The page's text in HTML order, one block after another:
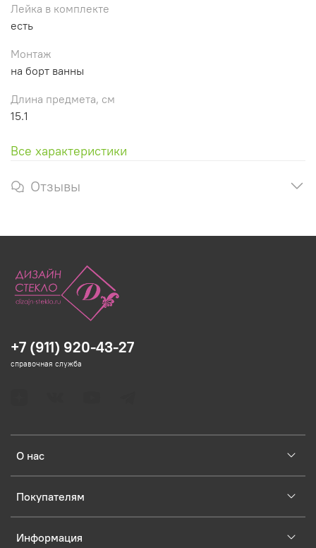
Лейка в комплекте
есть
Монтаж
на борт ванны
Длина предмета, см
15.1
Все характеристики
Отзывы
О нас
Покупателям
Информация
+7 (911) 920-43-27
справочная служба